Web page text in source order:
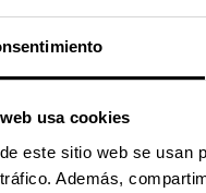
usa cookies
este sitio web se usan
Además,